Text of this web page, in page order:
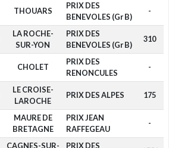
THOUARS
PRIX DES
BENEVOLES (Gr B)
-
LA ROCHE-
SUR-YON
PRIX DES
BENEVOLES (Gr B)
310
CHOLET
PRIX DES
RENONCULES
-
LE CROISE-
LAROCHE
PRIX DES ALPES 175
MAURE DE
BRETAGNE
PRIX JEAN
RAFFEGEAU
-
CAGNES-SUR-
PRIX DES